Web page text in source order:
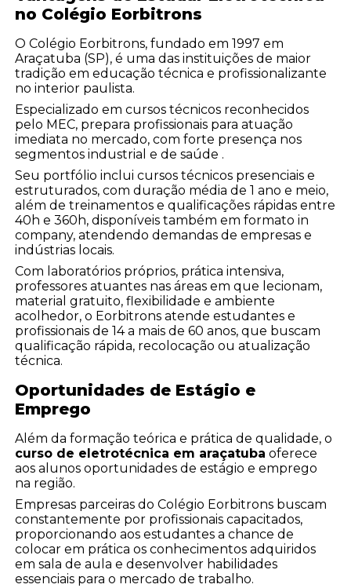
no Colégio Eorbitrons
O Colégio Eorbitrons, fundado em 1997 em
Araçatuba (SP), é uma das instituições de maior
tradição em educação técnica e profissionalizante
no interior paulista.
Especializado em cursos técnicos reconhecidos
pelo MEC, prepara profissionais para atuação
imediata no mercado, com forte presença nos
segmentos industrial e de saúde .
Seu portfólio inclui cursos técnicos presenciais e
estruturados, com duração média de 1 ano e meio,
além de treinamentos e qualificações rápidas entre
40h e 360h, disponíveis também em formato in
company, atendendo demandas de empresas e
indústrias locais.
Com laboratórios próprios, prática intensiva,
professores atuantes nas áreas em que lecionam,
material gratuito, flexibilidade e ambiente
acolhedor, o Eorbitrons atende estudantes e
profissionais de 14 a mais de 60 anos, que buscam
qualificação rápida, recolocação ou atualização
técnica.
Oportunidades de Estágio e
Emprego
Além da formação teórica e prática de qualidade, o
curso de eletrotécnica em araçatuba oferece
aos alunos oportunidades de estágio e emprego
na região.
Empresas parceiras do Colégio Eorbitrons buscam
constantemente por profissionais capacitados,
proporcionando aos estudantes a chance de
colocar em prática os conhecimentos adquiridos
em sala de aula e desenvolver habilidades
essenciais para o mercado de trabalho.